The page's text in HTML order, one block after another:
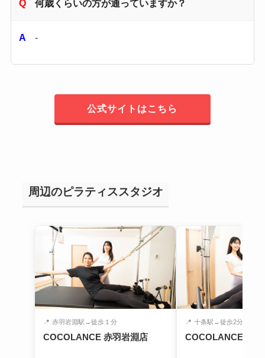
何歳くらいの方が通っていますか？
-
公式サイトはこちら
周辺のピラティススタジオ
📍 赤羽岩淵駅→徒歩１分
COCOLANCE 赤羽岩淵店
📍 十条駅→徒歩2分
COCOLANCE 十条